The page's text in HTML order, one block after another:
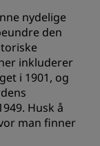
nydelige
den
inkluderer
i 1901, og
Husk å
man finner